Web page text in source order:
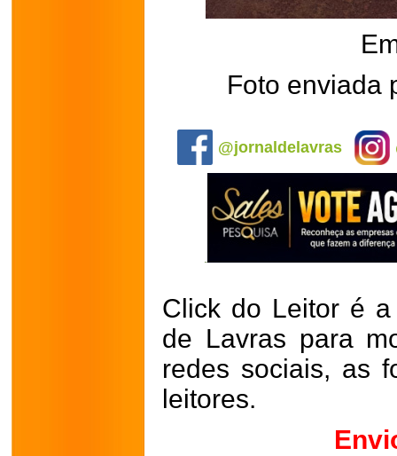
Foto enviada
@jornaldelavras
Click do Leitor é
de Lavras para
redes sociais, as
leitores.